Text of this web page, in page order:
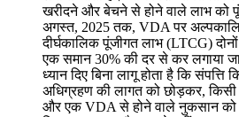
खरीदने और बेचने से होने वाले लाभ को
अगस्त, 2025 तक, VDA पर
दीर्घकालिक पूंजीगत लाभ (LTCG)
एक समान 30% की दर से कर लगाया
ध्यान दिए बिना लागू होता है कि
अधिग्रहण की लागत को छोड़कर, किसी
और एक VDA से होने वाले नुकसान